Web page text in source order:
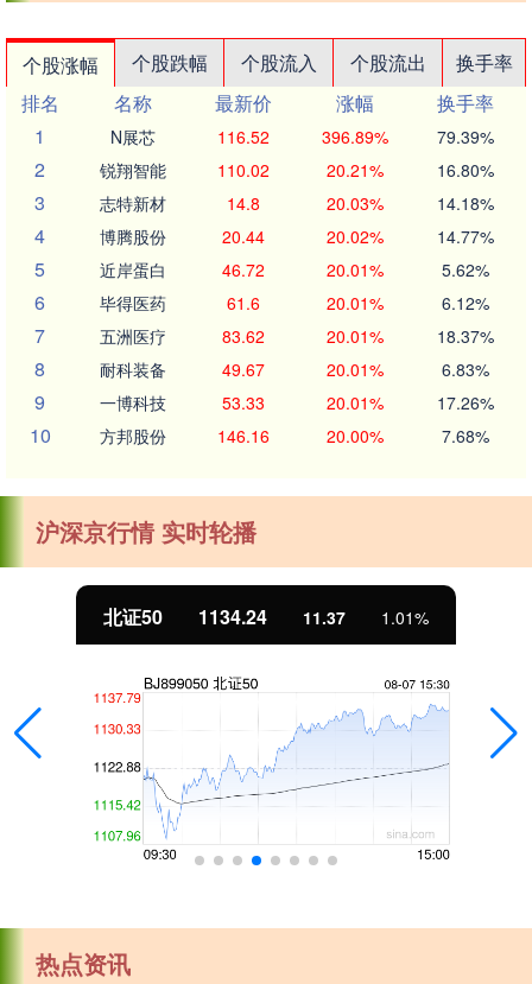
个股涨幅 个股跌幅 个股流入 个股流出
换手率
排名
名称 最新价 涨幅
换手率
1
N展芯 116.52 396.89% 79.39%
2 锐翔智能 110.02 20.21% 16.80%
3 志特新材 14.8 20.03% 14.18%
4 博腾股份 20.44 20.02% 14.77%
5 近岸蛋白 46.72 20.01% 5.62%
6 毕得医药 61.6 20.01% 6.12%
7 五洲医疗 83.62 20.01% 18.37%
8 耐科装备 49.67 20.01% 6.83%
9 一博科技 53.33 20.01% 17.26%
10 方邦股份 146.16 20.00% 7.68%
沪深京行情 实时轮播
北证50 1134.24 11.37 1.01%
热点资讯